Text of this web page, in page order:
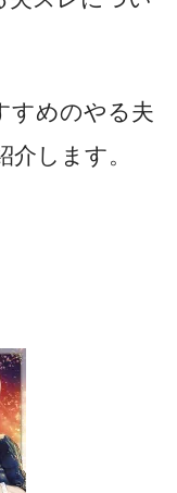
すめのやる夫
します。